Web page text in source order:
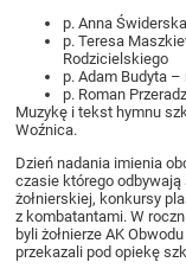
p. Anna
p. Teresa
Rodzicielskiego
p. Adam Budyta
p. Roman
Muzykę i tekst hymnu
Woźnica.
Dzień nadania imienia
czasie którego
żołnierskiej, konkursy
z kombatantami. W
byli żołnierze AK
przekazali pod opiekę